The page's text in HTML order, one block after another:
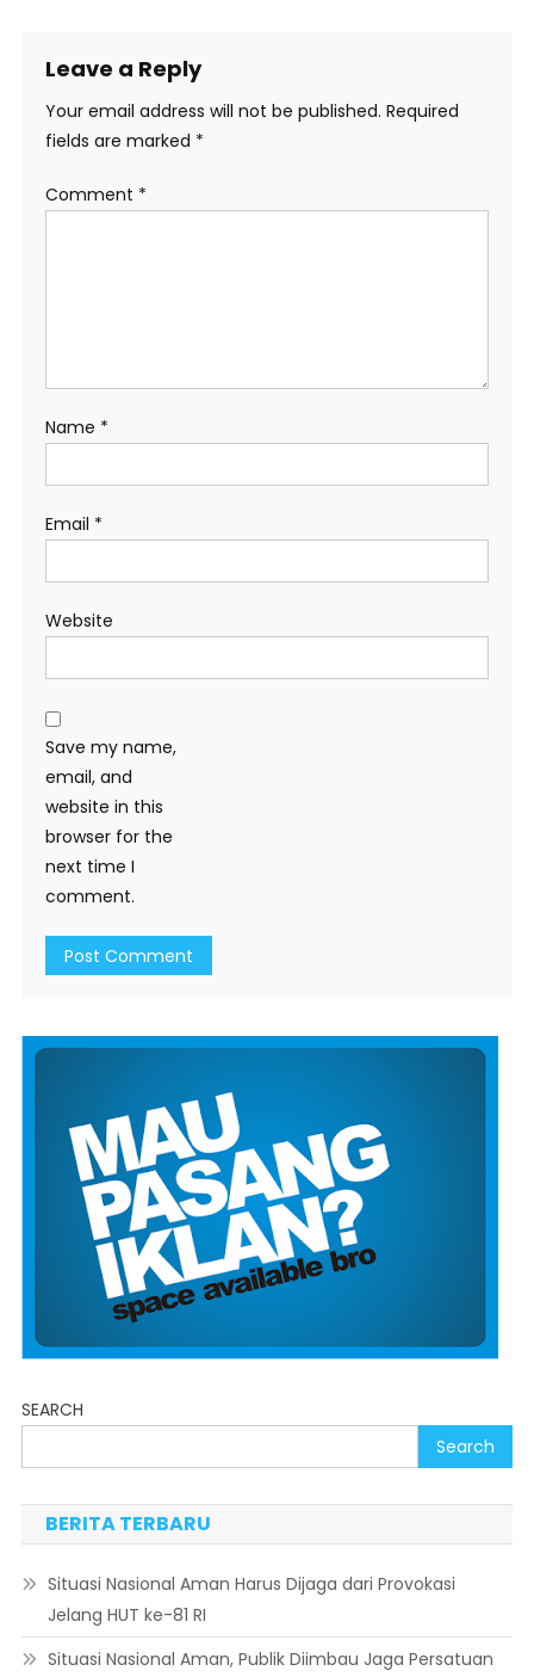
Leave a Reply
Your email address will not be published. Required
fields are marked *
Comment *
Name *
Email *
Website
Save my name,
email, and
website in this
browser for the
next time I
comment.
SEARCH
Search
BERITA TERBARU
Situasi Nasional Aman Harus Dijaga dari Provokasi
Jelang HUT ke-81 RI
Situasi Nasional Aman, Publik Diimbau Jaga Persatuan